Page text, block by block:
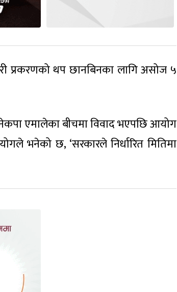
प्रकरणको थप छानबिनका लागि असोज ५
नेकपा एमालेका बीचमा विवाद भएपछि आयोग
भनेको छ, ‘सरकारले निर्धारित मितिमा